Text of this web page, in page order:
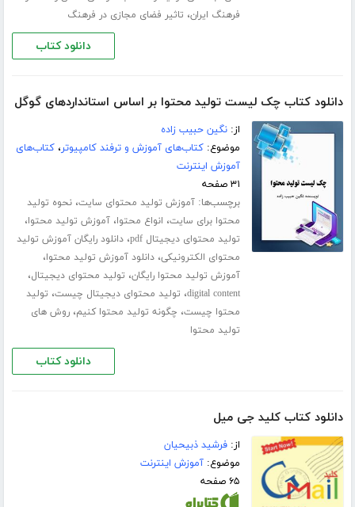
فرهنگ ایران، تاثیر فضای مجازی در فرهنگ
دانلود کتاب
دانلود کتاب چک لیست تولید محتوا بر اساس استانداردهای گوگل
از:نگین حبیب زاده
موضوع:کتاب‌های آموزش و ترفند کامپیوتر،کتاب‌های
آموزش اینترنت
۳۱ صفحه
برچسب‌ها:آموزش تولید محتوای سایت،نحوه تولید
محتوا برای سایت، انواع محتوا،آموزش تولید محتوا،
تولید محتوای دیجیتال pdf ،دانلود رایگان آموزش تولید
محتوای الکترونیکی،دانلود آموزش تولید محتوا،
آموزش تولید محتوا رایگان، تولید محتوای دیجیتال،
digital content، تولید محتوای دیجیتال چیست، تولید
محتوا چیست، چگونه تولید محتوا کنیم،روش های
تولید محتوا
دانلود کتاب
دانلود کتاب کلید جی میل
از:فرشید ذبیحیان
موضوع:آموزش اینترنت
۶۵ صفحه